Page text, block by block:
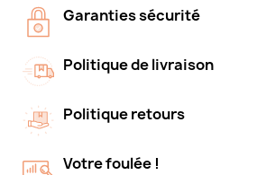
Garanties sécurité
Politique de livraison
Politique retours
Votre foulée !